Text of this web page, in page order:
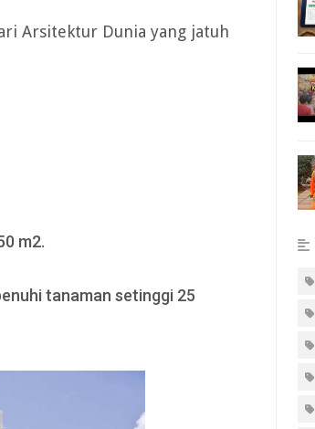
Arsitektur Dunia yang jatuh
m2.
tanaman setinggi 25